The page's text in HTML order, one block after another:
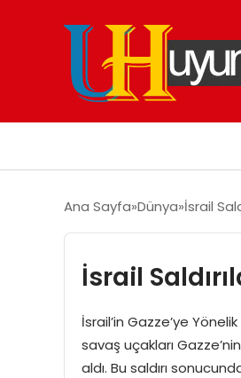
Ana Sayfa Dünya İsrail
İsrail
İsrail’in Gazze’ye
savaş uçakları
aldı. Bu saldırı